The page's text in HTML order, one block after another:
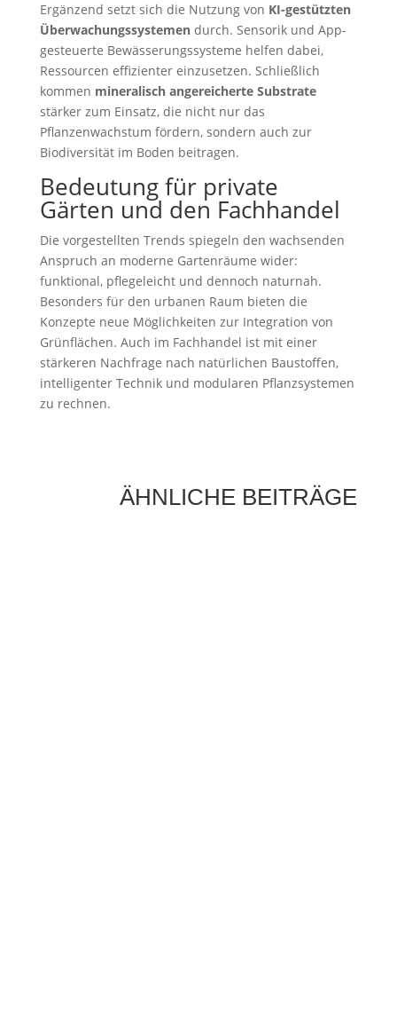
Ergänzend setzt sich die Nutzung von KI-gestützten
Überwachungssystemendurch. Sensorik und App-
gesteuerte Bewässerungssysteme helfen dabei,
Ressourcen effizienter einzusetzen. Schließlich
kommen mineralisch angereicherte Substrate
stärker zum Einsatz, die nicht nur das
Pflanzenwachstum fördern, sondern auch zur
Biodiversität im Boden beitragen.
Bedeutung für private
Gärten und den Fachhandel
Die vorgestellten Trends spiegeln den wachsenden
Anspruch an moderne Gartenräume wider:
funktional, pflegeleicht und dennoch naturnah.
Besonders für den urbanen Raum bieten die
Konzepte neue Möglichkeiten zur Integration von
Grünflächen. Auch im Fachhandel ist mit einer
stärkeren Nachfrage nach natürlichen Baustoffen,
intelligenter Technik und modularen Pflanzsystemen
zu rechnen.
ÄHNLICHE BEITRÄGE